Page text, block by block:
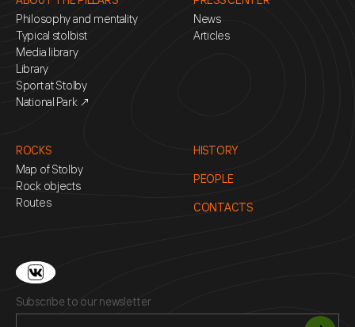
Philosophy and mentality
Typical stolbist
Media library
Library
Sport at Stolby
National Park ↗
News
Articles
ROCKS
Map of Stolby
Rock objects
Routes
HISTORY
PEOPLE
CONTACTS
Subscribe to our newsletter